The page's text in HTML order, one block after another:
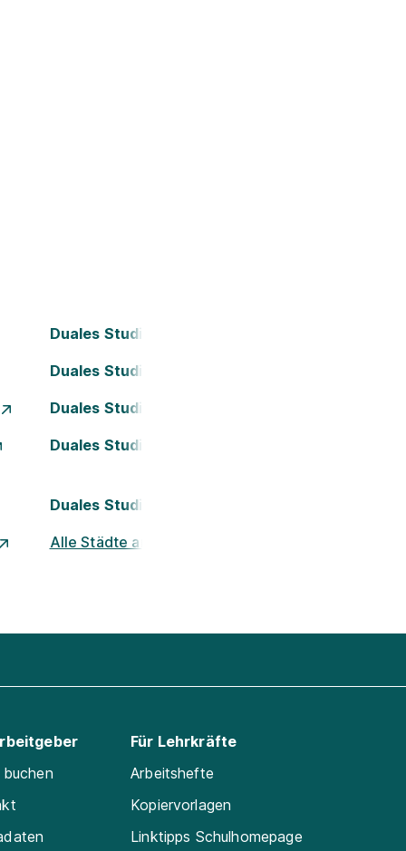
Duales Studium Bielefeld
Duales Studium Darmstadt
Duales Studium Essen
Duales Studium Köln
Duales Studium Nürnberg
Alle Städte ansehen
Für Lehrkräfte
Arbeitshefte
Kopiervorlagen
Linktipps Schulhomepage